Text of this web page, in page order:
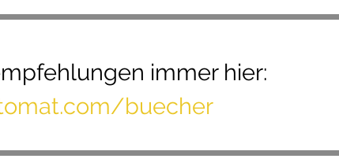
immer hier:
buecher